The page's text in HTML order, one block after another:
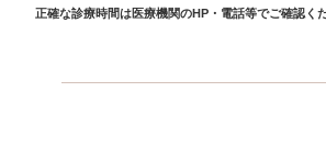
正確な診療時間は医療機関のHP・電話等でご確認く